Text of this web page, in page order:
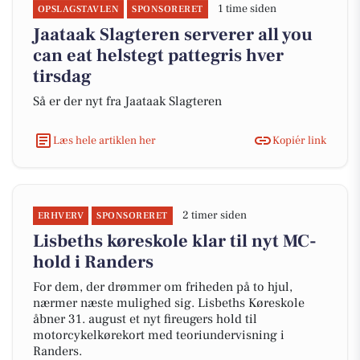
OPSLAGSTAVLEN SPONSORERET 1 time siden
Jaataak Slagteren serverer all you
can eat helstegt pattegris hver
tirsdag
Så er der nyt fra Jaataak Slagteren
Læs hele artiklen her Kopiér link
ERHVERV SPONSORERET 2 timer siden
Lisbeths køreskole klar til nyt MC-
hold i Randers
For dem, der drømmer om friheden på to hjul,
nærmer næste mulighed sig. Lisbeths Køreskole
åbner 31. august et nyt fireugers hold til
motorcykelkørekort med teoriundervisning i
Randers.